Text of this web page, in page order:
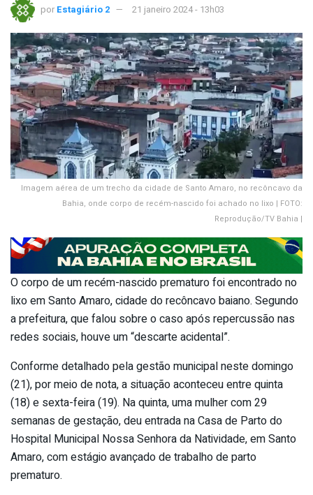
por Estagiário 2 21 janeiro 2024 - 13h03
Imagem aérea de um trecho da cidade de Santo Amaro, no recôncavo da
Bahia, onde corpo de recém-nascido foi achado no lixo | FOTO:
Reprodução/TV Bahia |
O corpo de um recém-nascido prematuro foi encontrado no
lixo em Santo Amaro, cidade do recôncavo baiano. Segundo
a prefeitura, que falou sobre o caso após repercussão nas
redes sociais, houve um “descarte acidental”.
Conforme detalhado pela gestão municipal neste domingo
(21), por meio de nota, a situação aconteceu entre quinta
(18) e sexta-feira (19). Na quinta, uma mulher com 29
semanas de gestação, deu entrada na Casa de Parto do
Hospital Municipal Nossa Senhora da Natividade, em Santo
Amaro, com estágio avançado de trabalho de parto
prematuro.